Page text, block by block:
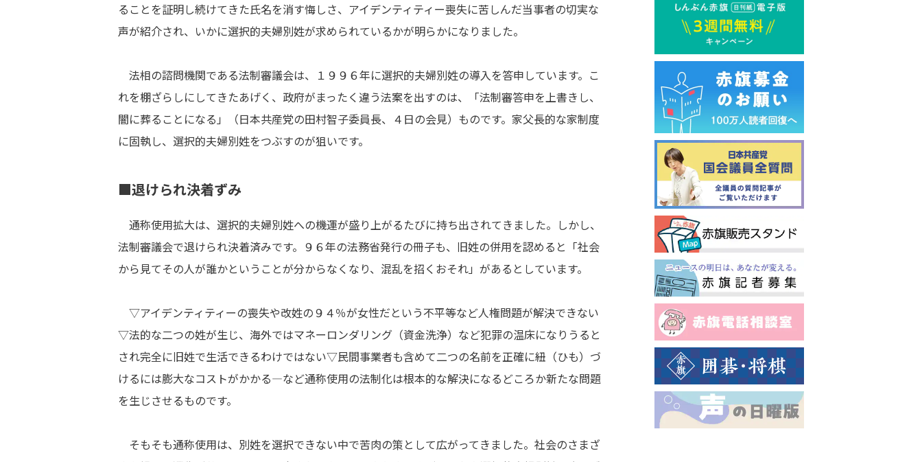
ることを証明し続けてきた氏名を消す悔しさ、アイデンティティー喪失に苦しんだ当事者の切実な
声が紹介され、いかに選択的夫婦別姓が求められているかが明らかになりました。
法相の諮問機関である法制審議会は、１９９６年に選択的夫婦別姓の導入を答申しています。こ
れを棚ざらしにしてきたあげく、政府がまったく違う法案を出すのは、「法制審答申を上書きし、
闇に葬ることになる」（日本共産党の田村智子委員長、４日の会見）ものです。家父長的な家制度
に固執し、選択的夫婦別姓をつぶすのが狙いです。
■退けられ決着ずみ
通称使用拡大は、選択的夫婦別姓への機運が盛り上がるたびに持ち出されてきました。しかし、
法制審議会で退けられ決着済みです。９６年の法務省発行の冊子も、旧姓の併用を認めると「社会
から見てその人が誰かということが分からなくなり、混乱を招くおそれ」があるとしています。
▽アイデンティティーの喪失や改姓の９４％が女性だという不平等など人権問題が解決できない
▽法的な二つの姓が生じ、海外ではマネーロンダリング（資金洗浄）など犯罪の温床になりうると
され完全に旧姓で生活できるわけではない▽民間事業者も含めて二つの名前を正確に紐（ひも）づ
けるには膨大なコストがかかる―など通称使用の法制化は根本的な解決になるどころか新たな問題
を生じさせるものです。
そもそも通称使用は、別姓を選択できない中で苦肉の策として広がってきました。社会のさまざ